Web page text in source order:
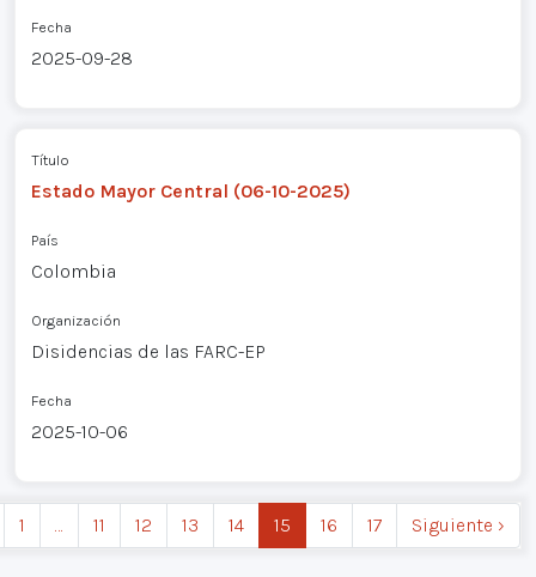
Fecha
2025-09-28
Título
Estado Mayor Central (06-10-2025)
País
Colombia
Organización
Disidencias de las FARC-EP
Fecha
2025-10-06
1 … 11 12 13 14 15 16 17 Siguiente ›